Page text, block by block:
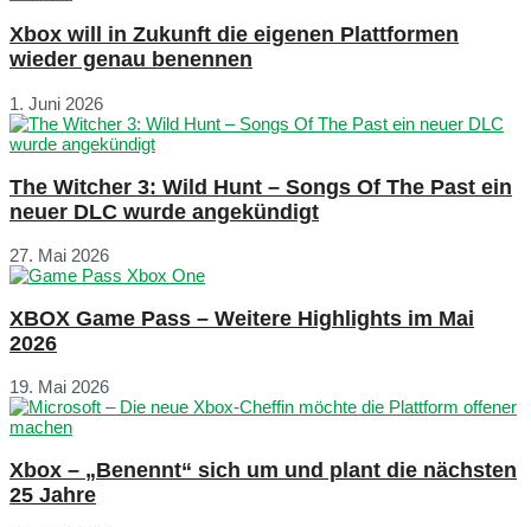
Xbox will in Zukunft die eigenen Plattformen
wieder genau benennen
1. Juni 2026
The Witcher 3: Wild Hunt – Songs Of The Past ein
neuer DLC wurde angekündigt
27. Mai 2026
XBOX Game Pass – Weitere Highlights im Mai
2026
19. Mai 2026
Xbox – „Benennt“ sich um und plant die nächsten
25 Jahre